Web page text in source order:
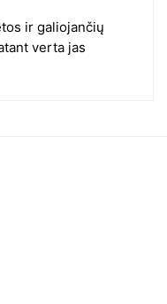
ir galiojančių
verta jas